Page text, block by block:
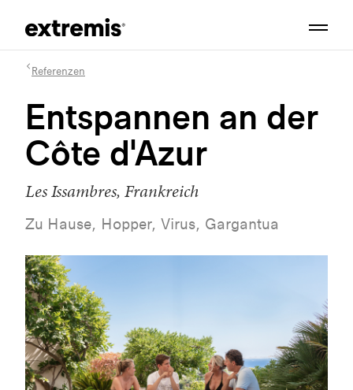
Referenzen
Entspannen an der
Côte d'Azur
Les Issambres, Frankreich
Zu Hause, Hopper, Virus, Gargantua